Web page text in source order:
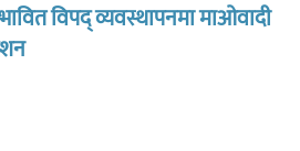
विपद् व्यवस्थापनमा माओवादी